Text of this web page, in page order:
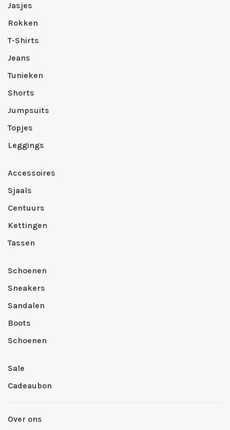
Jasjes
Rokken
T-Shirts
Jeans
Tunieken
Shorts
Jumpsuits
Topjes
Leggings
Accessoires
Sjaals
Centuurs
Kettingen
Tassen
Schoenen
Sneakers
Sandalen
Boots
Schoenen
Sale
Cadeaubon
Over ons